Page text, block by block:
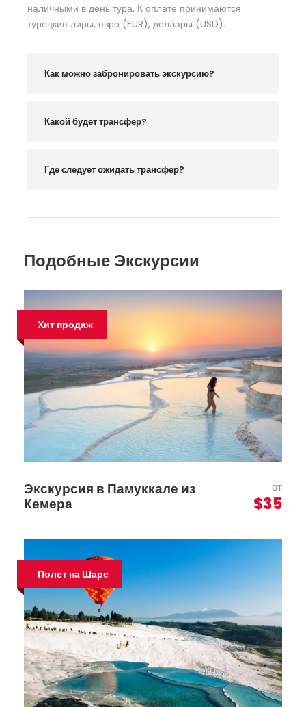
наличными в день тура. К оплате принимаются
турецкие лиры, евро (EUR), доллары (USD).
Как можно забронировать экскурсию?
Какой будет трансфер?
Где следует ожидать трансфер?
Подобные Экскурсии
Хит продаж
Экскурсия в Памуккале из
Кемера
от
$35
Полет на Шаре